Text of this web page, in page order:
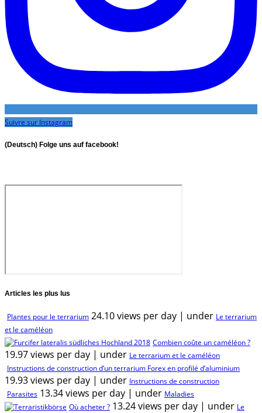
Suivre sur Instagram
(Deutsch) Folge uns auf facebook!
Articles les plus lus
Plantes pour le terrarium 24.10 views per day | under Le terrarium
et le caméléon
Combien coûte un caméléon ?
19.97 views per day | under Le terrarium et le caméléon
Instructions de construction d’un terrarium Forex en profilé d’aluminium
19.93 views per day | under Instructions de construction
Parasites 13.34 views per day | under Maladies
Où acheter ? 13.24 views per day | under Le